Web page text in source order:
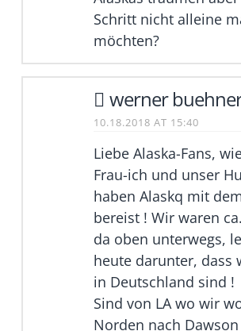
Schritt nicht alleine
möchten?
werner
10.18.2018 AT 15:40
Liebe Alaska-Fans,
Frau-ich und unser
haben Alaskq mit
bereist ! Wir waren
da oben unterwegs,
heute darunter, dass
in Deutschland sind !
Sind von LA wo wir
Norden nach